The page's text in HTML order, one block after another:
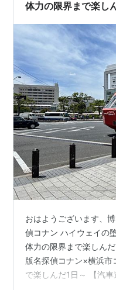
体力の限界まで楽し
おはようございます、
偵コナン ハイウェイの
体力の限界まで楽しん
版名探偵コナン×横浜市
で楽しんだ1日～ 【汽